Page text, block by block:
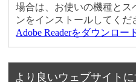
場合は、お使いの機種とス
ンをインストールしてくだ
Adobe Readerをダウンロー
より良いウェブサイト